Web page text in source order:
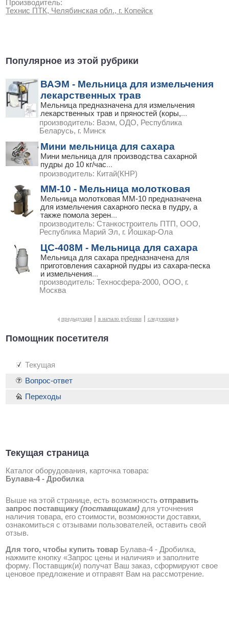
Производитель:
Технис ПТК, Челябинская обл., г. Копейск
Популярное из этой рубрики
ВАЭМ - Мельница для измельчения
лекарственных трав
Мельница предназначена для измельчения
лекарственных трав и пряностей (коры,...
производитель: Ваэм, ОДО, Республика
Беларусь, г. Минск
Мини мельница для сахара
Мини мельница для производства сахарной
пудры до 10 кг/час...
производитель: Китай(КНР)
ММ-10 - Мельница молотковая
Мельница молотковая ММ-10 предназначена
для измельчения сахарного песка в пудру, а
также помола зерен...
производитель: Станкостроитель ПТП, ООО,
Республика Марий Эл, г. Йошкар-Ола
ЦС-408М - Мельница для сахара
Мельница для сахара предназначена для
приготовления сахарной пудры из сахара-песка
и измельчения...
производитель: Техносфера-2000, ООО, г.
Москва
предыдущая | в начало рубрики | следующая
Помощник посетителя
Текущая
Текущая страница
Каталог оборудования, карточка товара:
Булава-4 - Дробилка
Выше на этой странице, есть возможность отправить
запрос поставщику (поставщикам) для уточнения
наличия товара, его стоимости, возможности доставки,
ознакомиться с отзывами пользователей, оставить свой
отзыв.
Для того, чтобы купить товар Булава-4 - Дробилка,
нажмите кнопку «Запрос цены и наличия» и заполните
форму. Поставщик(и) получат Ваш заказ, сформируют свое
ценовое предложение и отправят Вам на рассмотрение.
Вопрос-ответ
Переходы